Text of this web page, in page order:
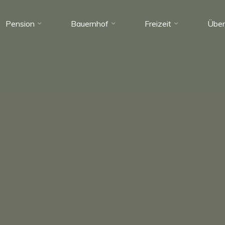
Pension Bauernhof Freizeit